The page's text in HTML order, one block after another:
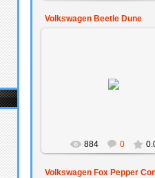
Volkswagen Beetle Dune
884 0
Volkswagen Fox Pepper